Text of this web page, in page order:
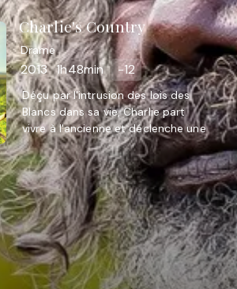
Charlie's Country
Drame
2013 1h48min -12
Déçu par l'intrusion des lois des
Blancs dans sa vie, Charlie part
vivre à l'ancienne et déclenche une
réaction en chaîne de difficultés
instructives.